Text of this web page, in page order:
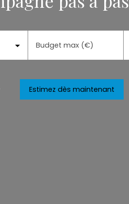
Budget max (€)
Estimez dès maintenant